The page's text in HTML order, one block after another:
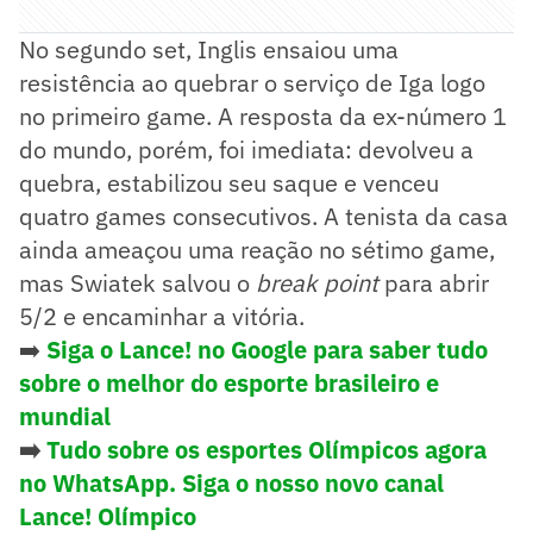
No segundo set, Inglis ensaiou uma
resistência ao quebrar o serviço de Iga logo
no primeiro game. A resposta da ex-número 1
do mundo, porém, foi imediata: devolveu a
quebra, estabilizou seu saque e venceu
quatro games consecutivos. A tenista da casa
ainda ameaçou uma reação no sétimo game,
mas Swiatek salvou o break pointpara abrir
5/2 e encaminhar a vitória.
➡️ Siga o Lance! no Google para saber tudo
sobre o melhor do esporte brasileiro e
mundial
➡️Tudo sobre os esportes Olímpicos agora
no WhatsApp. Siga o nosso novo canal
Lance! Olímpico